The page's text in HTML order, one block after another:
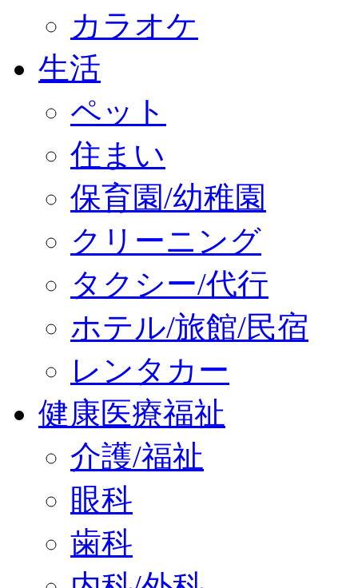
カラオケ
生活
ペット
住まい
保育園/幼稚園
クリーニング
タクシー/代行
ホテル/旅館/民宿
レンタカー
健康医療福祉
介護/福祉
眼科
歯科